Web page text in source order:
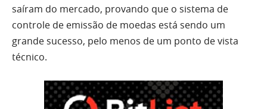
saíram do mercado, provando que o sistema de
controle de emissão de moedas está sendo um
grande sucesso, pelo menos de um ponto de vista
técnico.